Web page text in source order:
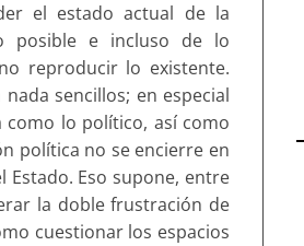
el estado actual de la
posible e incluso de lo
reproducir lo existente.
sencillos; en especial
lo político, así como
política no se encierre en
Estado. Eso supone, entre
la doble frustración de
cuestionar los espacios